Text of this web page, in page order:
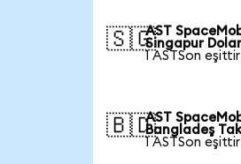
🇸🇬AST
Singapur
1 ASTSon
🇧🇩AST
Bangladeş
1 ASTSon